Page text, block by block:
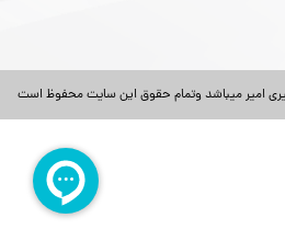
امیر میباشد وتمام حقوق این سایت محفوظ است